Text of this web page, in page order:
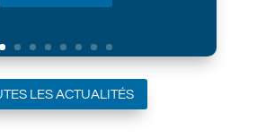
LES ACTUALITÉS